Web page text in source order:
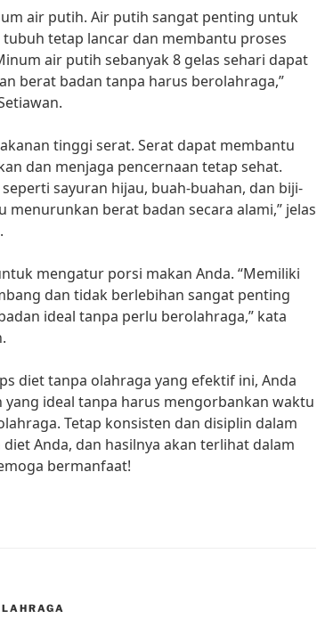
air putih. Air putih sangat penting untuk
tetap lancar dan membantu proses
air putih sebanyak 8 gelas sehari dapat
berat badan tanpa harus berolahraga,”
tinggi serat. Serat dapat membantu
dan menjaga pencernaan tetap sehat.
sayuran hijau, buah-buahan, dan biji-
menurunkan berat badan secara alami,” jelas
mengatur porsi makan Anda. “Memiliki
dan tidak berlebihan sangat penting
ideal tanpa perlu berolahraga,” kata
diet tanpa olahraga yang efektif ini, Anda
ideal tanpa harus mengorbankan waktu
Tetap konsisten dan disiplin dalam
Anda, dan hasilnya akan terlihat dalam
bermanfaat!